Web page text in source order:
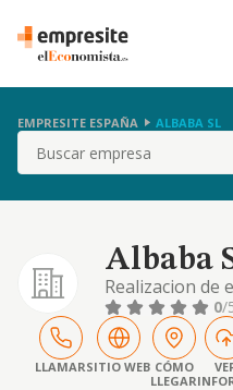
EMPRESITE ESPAÑA ALBABA SL
Buscar
Albaba
Realizacion de
ejecucion de
0/
LLAMARSITIO WEB CÓMO
LLEGAR